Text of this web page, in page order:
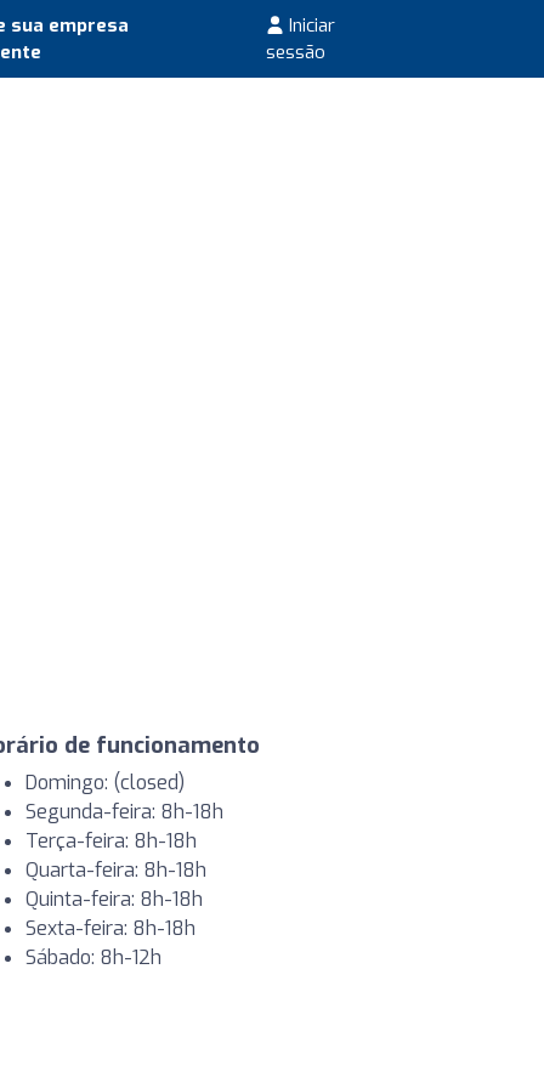
sua empresa
Iniciar
sessão
de funcionamento
Domingo: (closed)
Segunda-feira: 8h-18h
Terça-feira: 8h-18h
Quarta-feira: 8h-18h
Quinta-feira: 8h-18h
Sexta-feira: 8h-18h
Sábado: 8h-12h